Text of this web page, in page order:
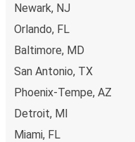
Newark, NJ
Orlando, FL
Baltimore, MD
San Antonio, TX
Phoenix-Tempe, AZ
Detroit, MI
Miami, FL